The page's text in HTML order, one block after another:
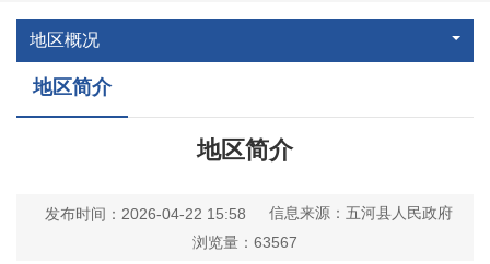
地区概况
地区简介
地区简介
发布时间：2026-04-22 15:58
信息来源：五河县人民政府
浏览量： 63567